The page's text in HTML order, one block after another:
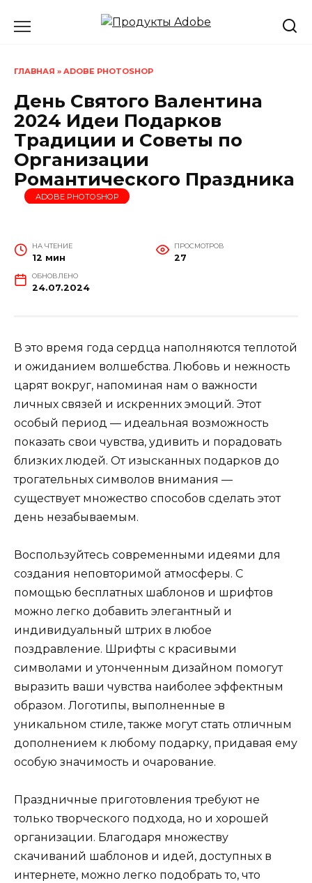
ГЛАВНАЯ » ADOBE PHOTOSHOP
День Святого Валентина
2024 Идеи Подарков
Традиции и Советы по
Организации
Романтического Праздника
ADOBE PHOTOSHOP
НА ЧТЕНИЕ
12 мин
ПРОСМОТРОВ
27
ОБНОВЛЕНО
24.07.2024
В это время года сердца наполняются теплотой
и ожиданием волшебства. Любовь и нежность
царят вокруг, напоминая нам о важности
личных связей и искренних эмоций. Этот
особый период — идеальная возможность
показать свои чувства, удивить и порадовать
близких людей. От изысканных подарков до
трогательных символов внимания —
существует множество способов сделать этот
день незабываемым.
Воспользуйтесь современными идеями для
создания неповторимой атмосферы. С
помощью бесплатных шаблонов и шрифтов
можно легко добавить элегантный и
индивидуальный штрих в любое
поздравление. Шрифты с красивыми
символами и утонченным дизайном помогут
выразить ваши чувства наиболее эффектным
образом. Логотипы, выполненные в
уникальном стиле, также могут стать отличным
дополнением к любому подарку, придавая ему
особую значимость и очарование.
Праздничные приготовления требуют не
только творческого подхода, но и хорошей
организации. Благодаря множеству
скачиваний шаблонов и идей, доступных в
интернете, можно легко подобрать то, что